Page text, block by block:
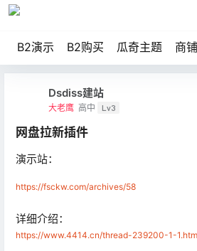
B2演示 B2购买 瓜奇主题 商铺
Dsdiss建站
大老鹰 高中 Lv3
网盘拉新插件
演示站：
https://fsckw.com/archives/58
详细介绍：
https://www.4414.cn/thread-239200-1-